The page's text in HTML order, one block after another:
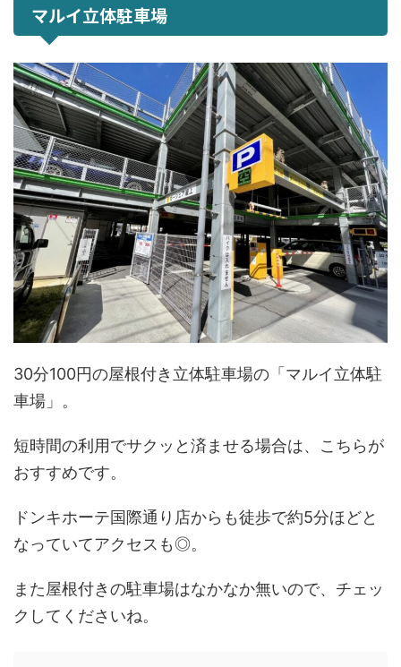
マルイ立体駐車場
30分100円の屋根付き立体駐車場の「マルイ立体駐
車場」。
短時間の利用でサクッと済ませる場合は、こちらが
おすすめです。
ドンキホーテ国際通り店からも徒歩で約5分ほどと
なっていてアクセスも◎。
また屋根付きの駐車場はなかなか無いので、チェッ
クしてくださいね。